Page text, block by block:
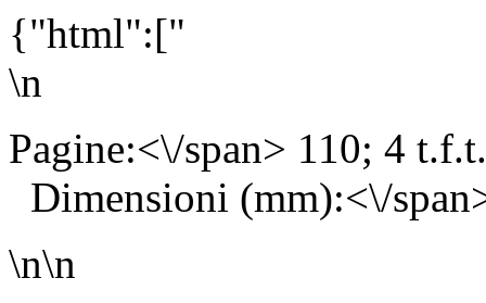
{"html":["
\n
Pagine:<\/span> 110; 4
Dimensioni (mm):<\/
\n\n